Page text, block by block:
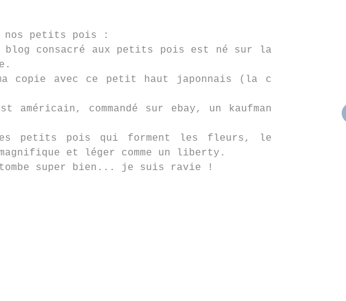
nos petits pois :
blog consacré aux petits pois est né sur la
copie avec ce petit haut japonnais (la c
américain, commandé sur ebay, un kaufman
petits pois qui forment les fleurs, le
et léger comme un liberty.
super bien... je suis ravie !